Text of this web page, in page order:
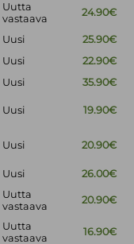
Uutta
vastaava
24.90€
Uusi
25.90€
Uusi
22.90€
Uusi
35.90€
Uusi 19.90€
Uusi 20.90€
Uusi 26.00€
Uutta
vastaava
20.90€
Uutta
vastaava
16.90€